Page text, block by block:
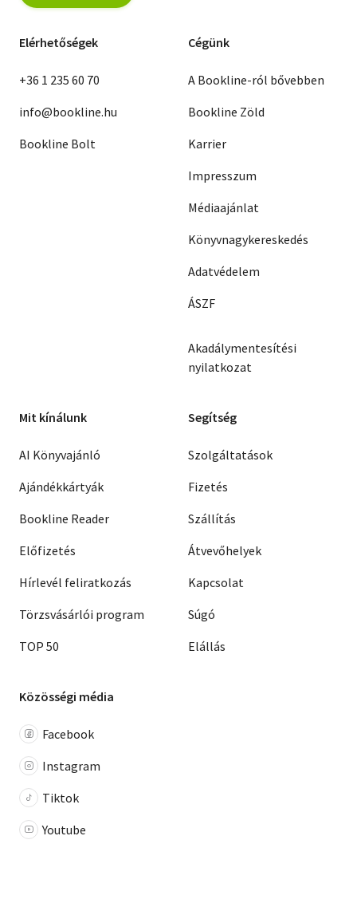
Elérhetőségek
+36 1 235 60 70
info@bookline.hu
Bookline Bolt
Cégünk
A Bookline-ról bővebben
Bookline Zöld
Karrier
Impresszum
Médiaajánlat
Könyvnagykereskedés
Adatvédelem
ÁSZF
Akadálymentesítési
nyilatkozat
Mit kínálunk
AI Könyvajánló
Ajándékkártyák
Bookline Reader
Előfizetés
Hírlevél feliratkozás
Törzsvásárlói program
TOP 50
Segítség
Szolgáltatások
Fizetés
Szállítás
Átvevőhelyek
Kapcsolat
Súgó
Elállás
Közösségi média
Facebook
Instagram
Tiktok
Youtube